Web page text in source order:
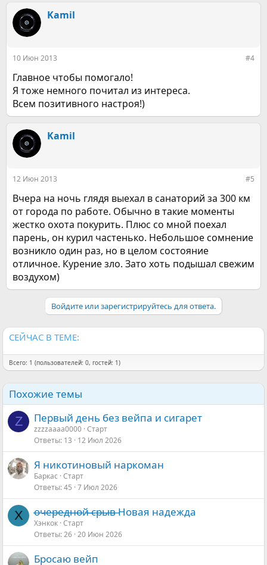
Kamil
10 Июн 2013 #4
Главное чтобы помогало!
Я тоже немного почитал из интереса.
Всем позитивного настроя!)
Kamil
12 Июн 2013 #5
Вчера на ночь глядя выехал в санаторий за 300 км
от города по работе. Обычно в такие моменты
жестко охота покурить. Плюс со мной поехал
парень, он курил частенько. Небольшое сомнение
возникло один раз, но в целом состояние
отличное. Курение зло. Зато хоть подышал свежим
воздухом)
Войдите или зарегистрируйтесь для ответа.
СЕЙЧАС В ТЕМЕ:
Всего: 1 (пользователей: 0, гостей: 1)
Похожие темы
Z Первый день без вейпа и сигарет
zzzzaaaa0000 Старт
Ответы 13 12 Июл 2026
Я никотиновый наркоман
Баркас Старт
Ответы 45 7 Июл 2026
Х о̶ч̶е̶р̶е̶д̶н̶о̶й̶ ̶̶с̶р̶ы̶в̶ Новая надежда
Хэнкок Старт
Ответы 26 20 Июн 2026
Бросаю вейп